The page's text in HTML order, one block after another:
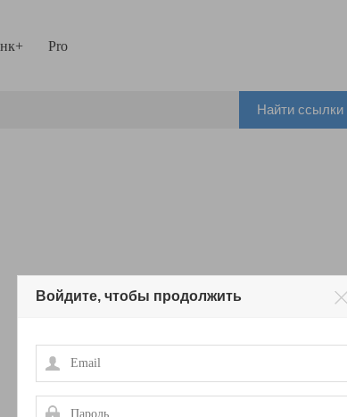
Pro
Найти ссылки
Войдите, чтобы продолжить
Email
Пароль